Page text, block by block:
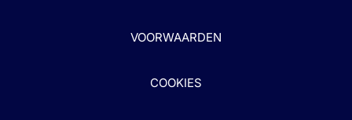
VOORWAARDEN
COOKIES